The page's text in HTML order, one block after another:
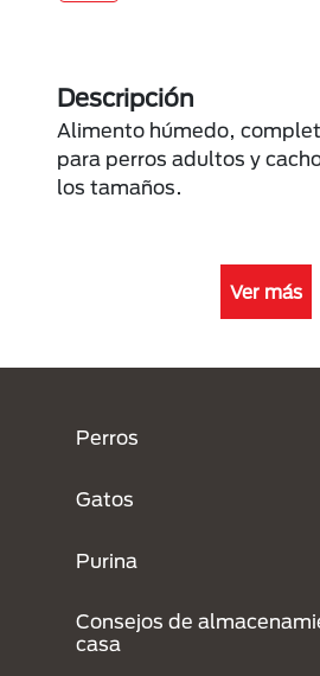
Descripción
Alimento húmedo,
para perros adultos y
los tamaños.
Ver más
Perros
Gatos
Purina
Consejos de
casa